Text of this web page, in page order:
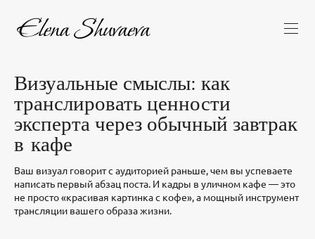
Визуальные смыслы: как
транслировать ценности
эксперта через обычный завтрак
в кафе
Ваш визуал говорит с аудиторией раньше, чем вы успеваете
написать первый абзац поста. И кадры в уличном кафе — это
не просто «красивая картинка с кофе», а мощный инструмент
трансляции вашего образа жизни.